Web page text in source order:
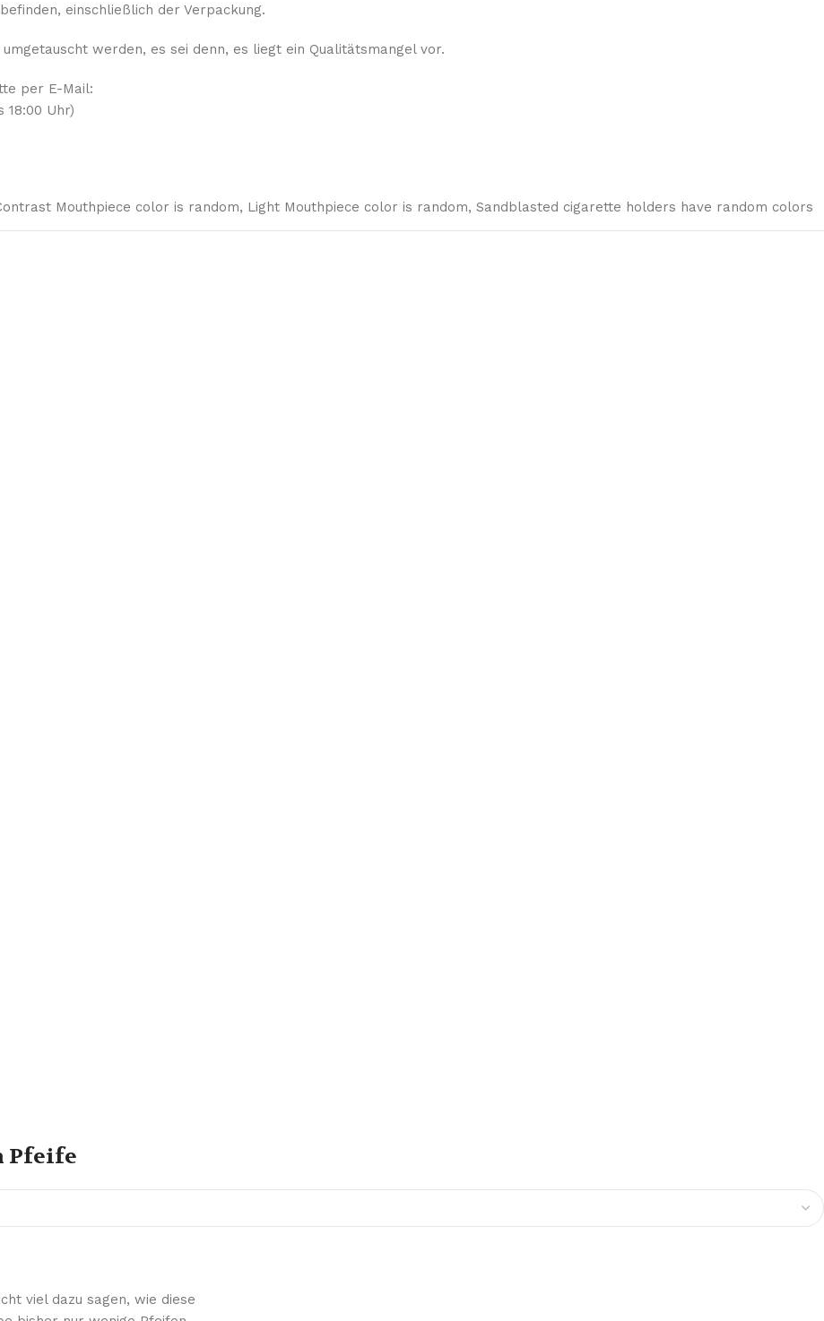
einschließlich der Verpackung.
werden, es sei denn, es liegt ein Qualitätsmangel vor.
per E-Mail:
18:00 Uhr)
Mouthpiece color is random, Light Mouthpiece color is random, Sandblasted cigarette holders have random colors
Pfeife
viel dazu sagen, wie diese